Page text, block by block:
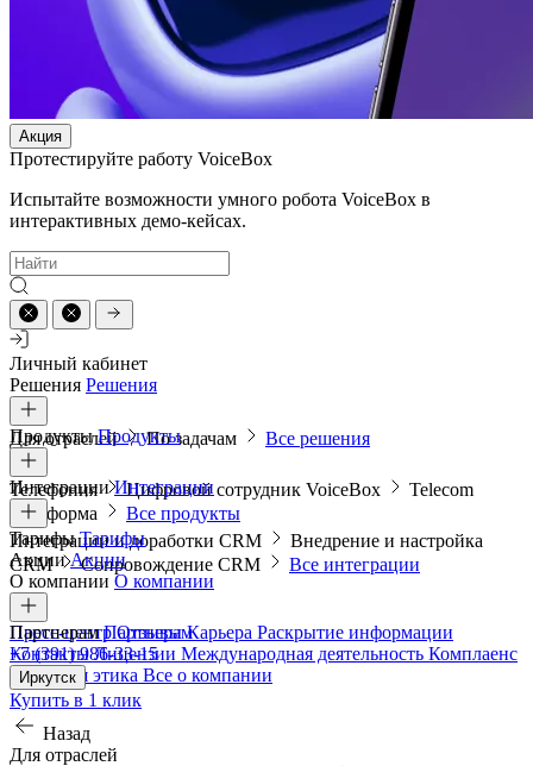
Акция
Протестируйте работу VoiceBox
Испытайте возможности умного робота VoiceBox в
интерактивных демо-кейсах.
Личный кабинет
Решения Решения
Для отраслей По задачам Все решения
ПродуктыПродукты
Телефония Цифровой сотрудник VoiceBox
Telecom
платформа
Все продукты
ИнтеграцииИнтеграции
Интеграции и доработки CRM
Внедрение и настройка
CRM
Сопровождение CRM Все интеграции
ТарифыТарифы
АкцииАкции
О компании О компании
Пресс-центрОтзывыКарьера Раскрытие информации
КонтактыЛицензии Международная деятельность Комплаенс
и деловая этика Все о компании
ПартнерамПартнерам
+7 (391) 986-33-15
Иркутск
Купить в 1 клик
Назад
Для отраслей